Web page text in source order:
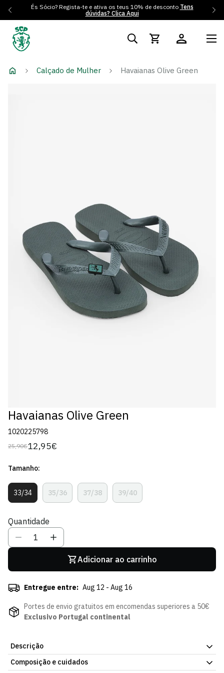
És Sócio? Regista-te e ativa os teus 10% de desconto Tens
dúvidas? Clica Aqui
Calçado de Mulher Havaianas Olive Green
Havaianas Olive Green
1020225798
Preço
25,90€
Preço
venda
12,95€
Tamanho:
33/34Variante
Esgotada
Indisponível
35/36Variante
Esgotada
37/38Variante
Esgotada
39/40Variante
Esgotada
Quantidade
Adicionar ao carrinho
Entregue entre: Aug 12 - Aug 16
Portes de envio gratuitos em encomendas superiores a 50€
Exclusivo Portugal continental
Descrição
Havaianas Olive Green, com o emblema do Sporting Clube de
Composição e cuidados